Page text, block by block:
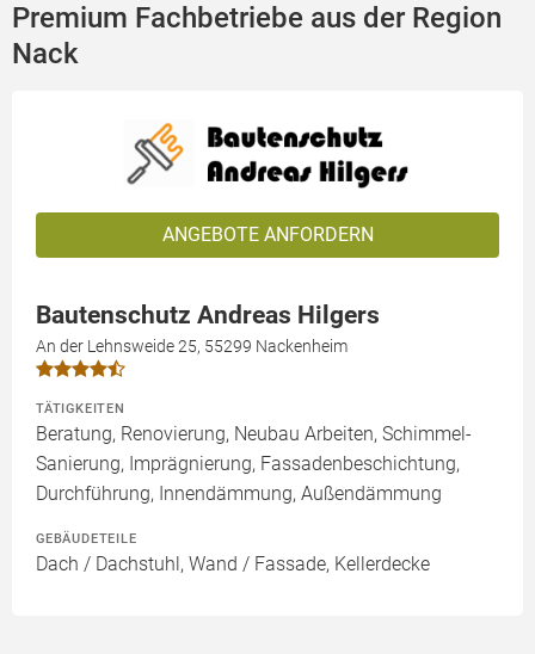
Premium Fachbetriebe aus der Region
Nack
ANGEBOTE ANFORDERN
Bautenschutz Andreas Hilgers
An der Lehnsweide 25, 55299 Nackenheim
TÄTIGKEITEN
Beratung, Renovierung, Neubau Arbeiten, Schimmel-
Sanierung, Imprägnierung, Fassadenbeschichtung,
Durchführung, Innendämmung, Außendämmung
GEBÄUDETEILE
Dach / Dachstuhl, Wand / Fassade, Kellerdecke